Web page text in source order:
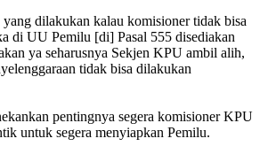
yang dilakukan kalau komisioner tidak bisa
di UU Pemilu [di] Pasal 555 disediakan
ya seharusnya Sekjen KPU ambil alih,
tidak bisa dilakukan
pentingnya segera komisioner KPU
untuk segera menyiapkan Pemilu.